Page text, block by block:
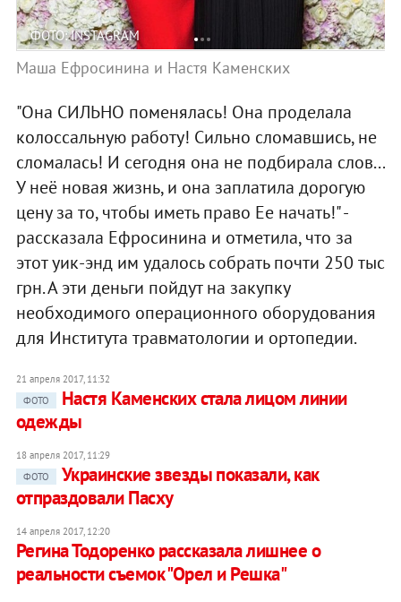
ФОТО: INSTAGRAM
Маша Ефросинина и Настя Каменских
"Она СИЛЬНО поменялась! Она проделала
колоссальную работу! Сильно сломавшись, не
сломалась! И сегодня она не подбирала слов...
У неё новая жизнь, и она заплатила дорогую
цену за то, чтобы иметь право Ее начать!" -
рассказала Ефросинина и отметила, что за
этот уик-энд им удалось собрать почти 250 тыс
грн. А эти деньги пойдут на закупку
необходимого операционного оборудования
для Института травматологии и ортопедии.
21 апреля 2017, 11:32
ФОТО
Настя Каменских стала лицом линии
одежды
18 апреля 2017, 11:29
ФОТО
Украинские звезды показали, как
отпраздовали Пасху
14 апреля 2017, 12:20
Регина Тодоренко рассказала лишнее о
реальности съемок "Орел и Решка"